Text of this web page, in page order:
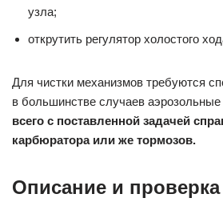
узла;
открутить регулятор холостого
Для чистки механизмов требуются
в большинстве случаев
всего с поставленной задачей
карбюратора или же тормозов.
Описание и проверка